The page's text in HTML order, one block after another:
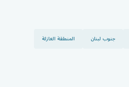
جنوب لبنان
المنطقة العازلة